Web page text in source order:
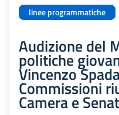
linee programmatiche
Audizione del
politiche
Vincenzo
Commissioni
Camera e